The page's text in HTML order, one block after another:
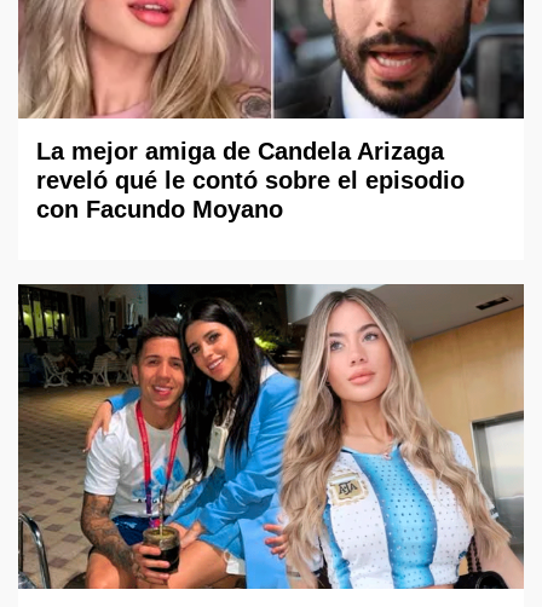
La mejor amiga de Candela Arizaga
reveló qué le contó sobre el episodio
con Facundo Moyano